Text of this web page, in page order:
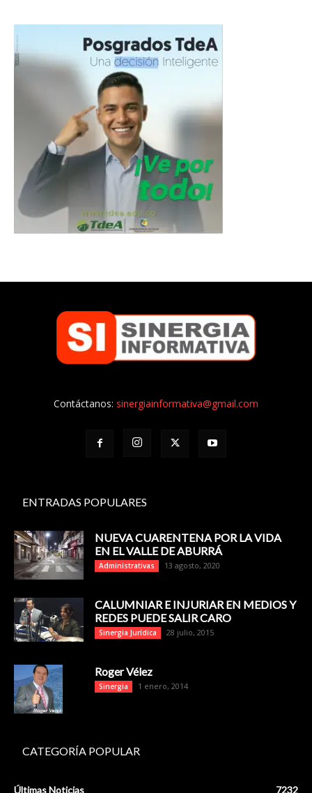
Contáctanos: sinergiainformativa@gmail.com
ENTRADAS POPULARES
NUEVA CUARENTENA POR LA VIDA
EN EL VALLE DE ABURRÁ
Administrativas 13 agosto, 2020
CALUMNIAR E INJURIAR EN MEDIOS Y
REDES PUEDE SALIR CARO
Sinergia Jurídica 28 julio, 2015
Roger Vélez
Sinergia 1 enero, 2014
CATEGORÍA POPULAR
Últimas Noticias 7232